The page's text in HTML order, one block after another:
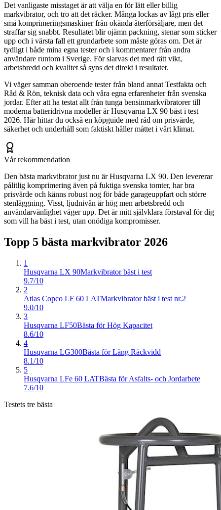
Det vanligaste misstaget är att välja en för lätt eller billig
markvibrator, och tro att det räcker. Många lockas av lågt pris eller
små komprimeringsmaskiner från okända återförsäljare, men det
straffar sig snabbt. Resultatet blir ojämn packning, stenar som sticker
upp och i värsta fall ett grundarbete som måste göras om. Det är
tydligt i både mina egna tester och i kommentarer från andra
användare runtom i Sverige. För slarvas det med rätt vikt,
arbetsbredd och kvalitet så syns det direkt i resultatet.
Vi väger samman oberoende tester från bland annat Testfakta och
Råd & Rön, teknisk data och våra egna erfarenheter från svenska
jordar. Efter att ha testat allt från tunga bensinmarkvibratorer till
moderna batteridrivna modeller är Husqvarna LX 90 bäst i test
2026. Här hittar du också en köpguide med råd om prisvärde,
säkerhet och underhåll som faktiskt håller måttet i vårt klimat.
Vår rekommendation
Den bästa markvibrator just nu är Husqvarna LX 90. Den levererar
pålitlig komprimering även på fuktiga svenska tomter, har bra
prisvärde och känns robust nog för både garageuppfart och större
stenläggning. Visst, ljudnivån är hög men arbetsbredd och
användarvänlighet väger upp. Det är mitt självklara förstaval för dig
som vill ha bäst i test, utan onödiga kompromisser.
Topp 5 bästa markvibrator 2026
1
Husqvarna LX 90Markvibrator bäst i test
9.7/10
2
Atlas Copco LF 60 LATMarkvibrator bäst i test nr.2
9.0/10
3
Husqvarna LF50Bästa för Hög Kapacitet
8.6/10
4
Husqvarna LG300Bästa för Lång Räckvidd
8.1/10
5
Husqvarna LFe 60 LATBästa för Asfalts- och Jordarbete
7.6/10
Testets tre bästa